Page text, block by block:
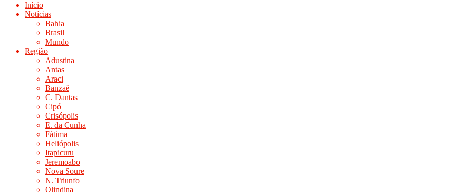
Início
Notícias
Bahia
Brasil
Mundo
Região
Adustina
Antas
Araci
Banzaê
C. Dantas
Cipó
Crisópolis
E. da Cunha
Fátima
Heliópolis
Itapicuru
Jeremoabo
Nova Soure
N. Triunfo
Olindina